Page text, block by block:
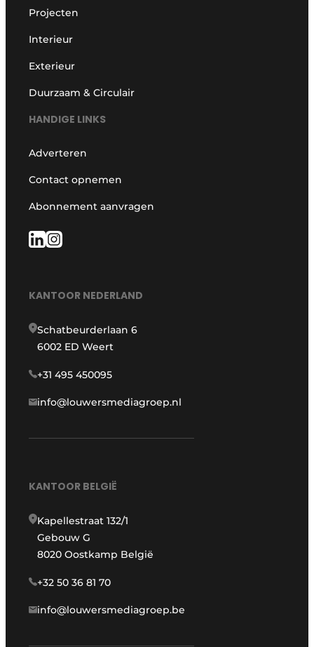
Projecten
Interieur
Exterieur
Duurzaam & Circulair
HANDIGE LINKS
Adverteren
Contact opnemen
Abonnement aanvragen
KANTOOR NEDERLAND
Schatbeurderlaan 6
6002 ED Weert
+31 495 450095
info@louwersmediagroep.nl
KANTOOR BELGIË
Kapellestraat 132/1
Gebouw G
8020 Oostkamp België
+32 50 36 81 70
info@louwersmediagroep.be